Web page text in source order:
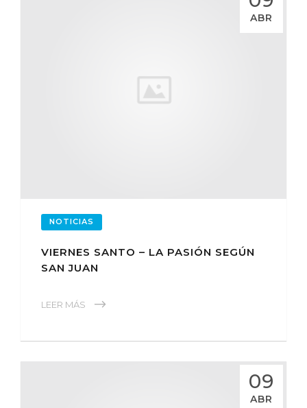
ABR
NOTICIAS
VIERNES SANTO – LA PASIÓN SEGÚN
SAN JUAN
LEER MÁS
09
ABR